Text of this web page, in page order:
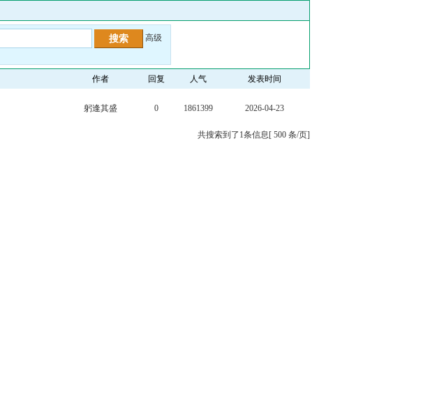
高级
作者 回复 人气 发表时间
躬逢其盛 0 1861399 2026-04-23
共搜索到了1条信息[ 500 条/页]